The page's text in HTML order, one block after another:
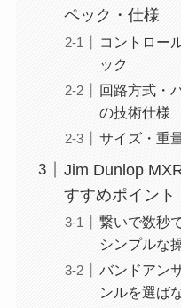
ペック・仕様
コントロー
ック
回路方式・
の技術仕様
サイズ・重
Jim Dunlop
すすめポイント
繋いで数秒
シンプルな
バンドアン
ンルを選ば